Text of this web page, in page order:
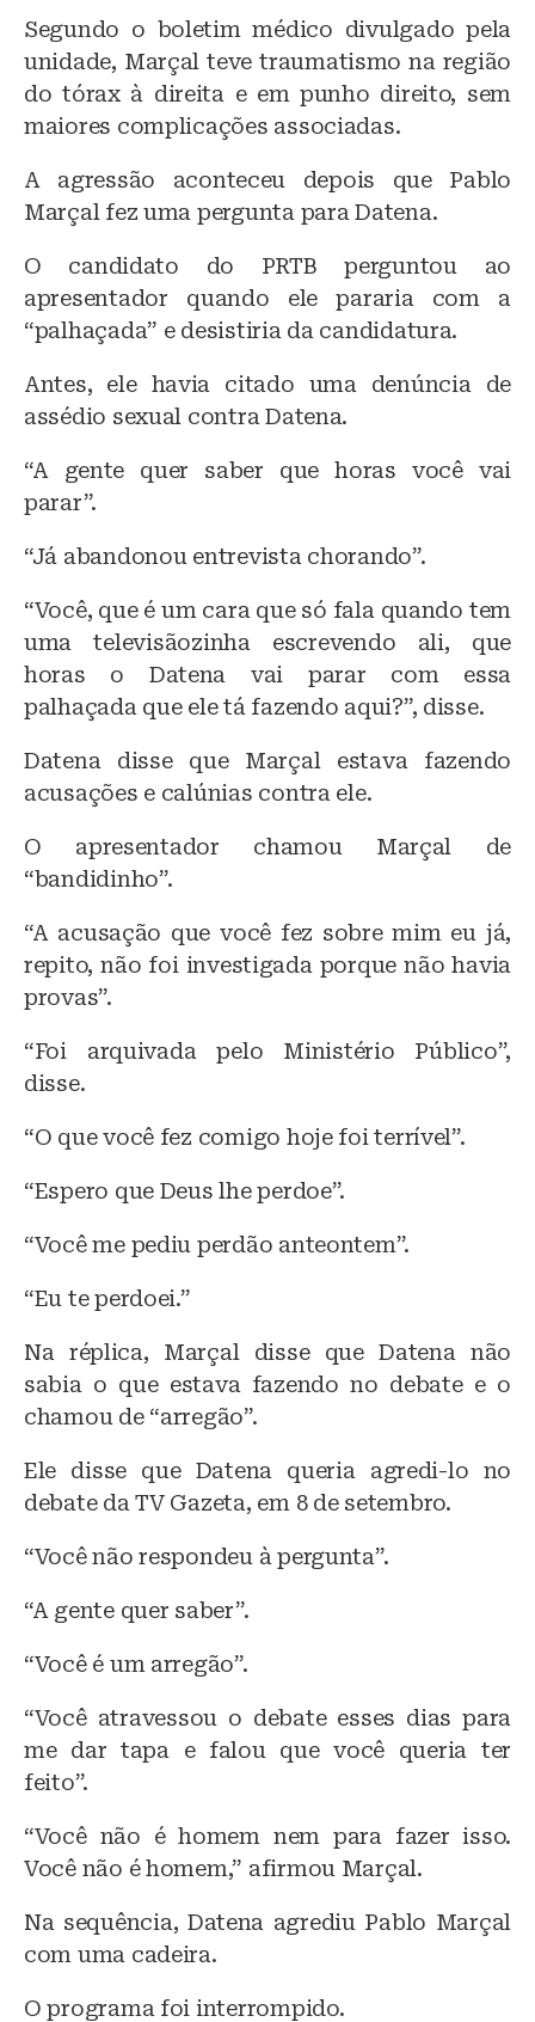
Segundo o boletim médico divulgado pela
unidade, Marçal teve traumatismo na região
do tórax à direita e em punho direito, sem
maiores complicações associadas.
A agressão aconteceu depois que Pablo
Marçal fez uma pergunta para Datena.
O candidato do PRTB perguntou ao
apresentador quando ele pararia com a
“palhaçada” e desistiria da candidatura.
Antes, ele havia citado uma denúncia de
assédio sexual contra Datena.
“A gente quer saber que horas você vai
parar”.
“Já abandonou entrevista chorando”.
“Você, que é um cara que só fala quando tem
uma televisãozinha escrevendo ali, que
horas o Datena vai parar com essa
palhaçada que ele tá fazendo aqui?”, disse.
Datena disse que Marçal estava fazendo
acusações e calúnias contra ele.
O apresentador chamou Marçal de
“bandidinho”.
“A acusação que você fez sobre mim eu já,
repito, não foi investigada porque não havia
provas”.
“Foi arquivada pelo Ministério Público”,
disse.
“O que você fez comigo hoje foi terrível”.
“Espero que Deus lhe perdoe”.
“Você me pediu perdão anteontem”.
“Eu te perdoei.”
Na réplica, Marçal disse que Datena não
sabia o que estava fazendo no debate e o
chamou de “arregão”.
Ele disse que Datena queria agredi-lo no
debate da TV Gazeta, em 8 de setembro.
“Você não respondeu à pergunta”.
“A gente quer saber”.
“Você é um arregão”.
“Você atravessou o debate esses dias para
me dar tapa e falou que você queria ter
feito”.
“Você não é homem nem para fazer isso.
Você não é homem,” afirmou Marçal.
Na sequência, Datena agrediu Pablo Marçal
com uma cadeira.
O programa foi interrompido.